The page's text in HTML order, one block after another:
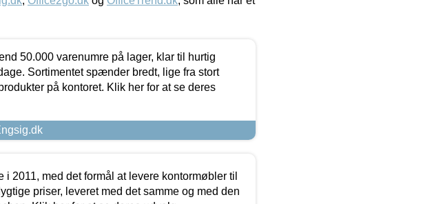
50.000 varenumre på lager, klar til hurtig
Sortimentet spænder bredt, lige fra stort
på kontoret. Klik her for at se deres
i 2011, med det formål at levere kontormøbler til
priser, leveret med det samme og med den